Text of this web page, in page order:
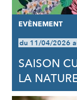
EVÈNEMENT
du 11/04/2026
SAISON
LA